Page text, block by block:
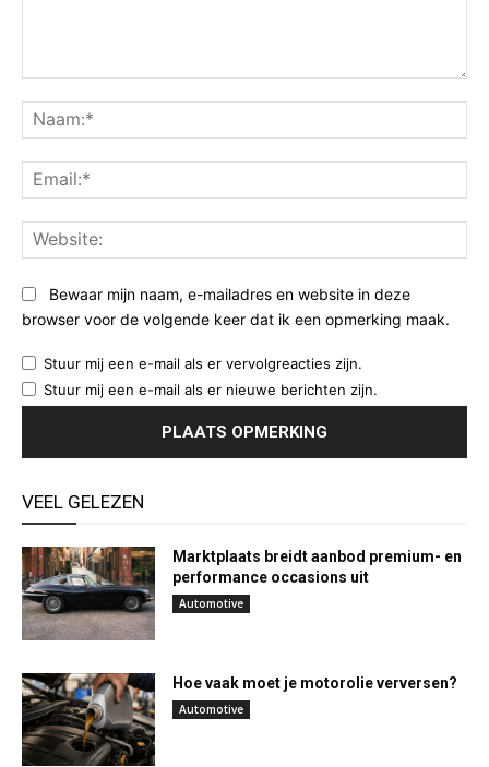
Bewaar mijn naam, e-mailadres en website in deze
browser voor de volgende keer dat ik een opmerking maak.
Stuur mij een e-mail als er vervolgreacties zijn.
Stuur mij een e-mail als er nieuwe berichten zijn.
VEEL GELEZEN
Marktplaats breidt aanbod premium- en
performance occasions uit
Automotive
Hoe vaak moet je motorolie verversen?
Automotive